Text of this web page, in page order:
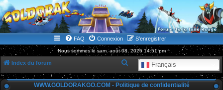
WWW.GOLDORAKGO.COM
le site de la Lune Rouge
FAQ Connexion S’enregistrer
Nous sommes le sam. août 08, 2026 14:51 pm
Index du forum Français
e
c
WWW.GOLDORAKGO.COM - Politique de confidentialité